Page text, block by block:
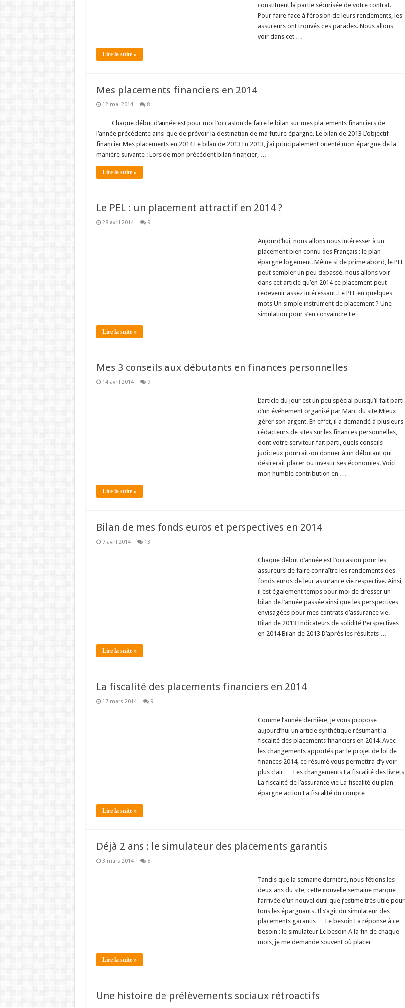
constituent la partie sécurisée de votre contrat.
Pour faire face à l’érosion de leurs rendements, les
assureurs ont trouvés des parades. Nous allons
voir dans cet …
Lire la suite »
Mes placements financiers en 2014
12 mai 2014 8
Chaque début d’année est pour moi l’occasion de faire le bilan sur mes placements financiers de
l’année précédente ainsi que de prévoir la destination de ma future épargne. Le bilan de 2013 L’objectif
financier Mes placements en 2014 Le bilan de 2013 En 2013, j’ai principalement orienté mon épargne de la
manière suivante : Lors de mon précédent bilan financier, …
Lire la suite »
Le PEL : un placement attractif en 2014 ?
28 avril 2014 9
Aujourd’hui, nous allons nous intéresser à un
placement bien connu des Français : le plan
épargne logement. Même si de prime abord, le PEL
peut sembler un peu dépassé, nous allons voir
dans cet article qu’en 2014 ce placement peut
redevenir assez intéressant. Le PEL en quelques
mots Un simple instrument de placement ? Une
simulation pour s’en convaincre Le …
Lire la suite »
Mes 3 conseils aux débutants en finances personnelles
14 avril 2014 9
L’article du jour est un peu spécial puisqu’il fait parti
d’un événement organisé par Marc du site Mieux
gérer son argent. En effet, il a demandé à plusieurs
rédacteurs de sites sur les finances personnelles,
dont votre serviteur fait parti, quels conseils
judicieux pourrait-on donner à un débutant qui
désirerait placer ou investir ses économies. Voici
mon humble contribution en …
Lire la suite »
Bilan de mes fonds euros et perspectives en 2014
7 avril 2014 13
Chaque début d’année est l’occasion pour les
assureurs de faire connaître les rendements des
fonds euros de leur assurance vie respective. Ainsi,
il est également temps pour moi de dresser un
bilan de l’année passée ainsi que les perspectives
envisagées pour mes contrats d’assurance vie.
Bilan de 2013 Indicateurs de solidité Perspectives
en 2014 Bilan de 2013 D’après les résultats …
Lire la suite »
La fiscalité des placements financiers en 2014
17 mars 2014 9
Comme l’année dernière, je vous propose
aujourd’hui un article synthétique résumant la
fiscalité des placements financiers en 2014. Avec
les changements apportés par le projet de loi de
finances 2014, ce résumé vous permettra d’y voir
plus clair
Les changements La fiscalité des livrets
La fiscalité de l’assurance vie La fiscalité du plan
épargne action La fiscalité du compte …
Lire la suite »
Déjà 2 ans : le simulateur des placements garantis
3 mars 2014 8
Tandis que la semaine dernière, nous fêtions les
deux ans du site, cette nouvelle semaine marque
l’arrivée d’un nouvel outil que j’estime très utile pour
tous les épargnants. Il s’agit du simulateur des
placements garantis
Le besoin La réponse à ce
besoin : le simulateur Le besoin A la fin de chaque
mois, je me demande souvent où placer …
Lire la suite »
Une histoire de prélèvements sociaux rétroactifs